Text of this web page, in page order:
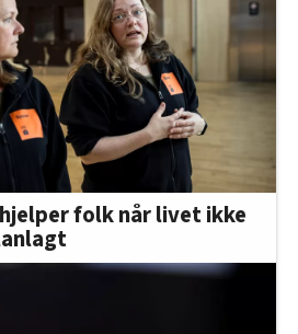
folk når livet ikke